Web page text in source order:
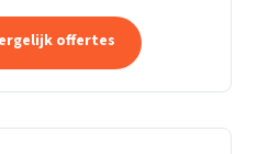
offertes